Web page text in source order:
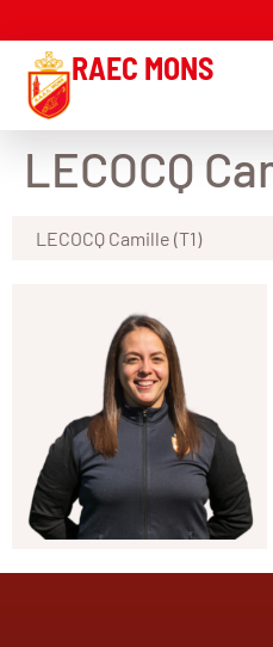
RAEC MONS
LECOCQ